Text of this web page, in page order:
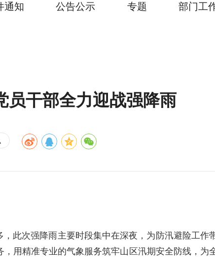
通知 公告公示 专题 部门工
干部全力迎战强降雨
，此次强降雨主要时段集中在深夜， 为防汛避险工作
，用精准专业的气象服务筑牢山区汛期安全防线，为